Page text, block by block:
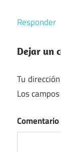
Responder
Dejar un
Tu
Los
Comentario